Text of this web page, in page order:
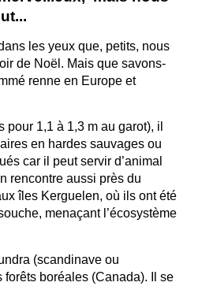
les yeux que, petits, nous
de Noël. Mais que savons-
renne en Europe et
1,1 à 1,3 m au garot), il
en hardes sauvages ou
car il peut servir d’animal
rencontre aussi près du
îles Kerguelen, où ils ont été
menaçant l’écosystème
(scandinave ou
boréales (Canada). Il se